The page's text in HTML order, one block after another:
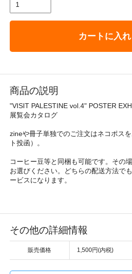
カートに入
商品の説明
"VISIT PALESTINE vol.4" POSTER
展覧会カタログ
zineや冊子単独でのご注文はネコポス
ト投函）。
コーヒー豆等と同梱も可能です。その
お選びください。どちらの配送方法で
ービスになります。
その他の詳細情報
販売価格 1,500円(内税)